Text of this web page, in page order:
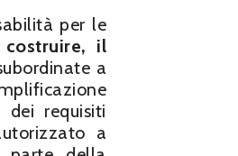
per le
il
a
requisiti
a